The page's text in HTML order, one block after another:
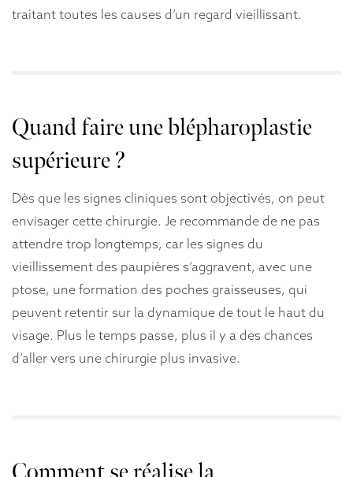
traitant toutes les causes d’un regard vieillissant.
Quand faire une blépharoplastie
supérieure ?
Dès que les signes cliniques sont objectivés, on peut
envisager cette chirurgie. Je recommande de ne pas
attendre trop longtemps, car les signes du
vieillissement des paupières s’aggravent, avec une
ptose, une formation des poches graisseuses, qui
peuvent retentir sur la dynamique de tout le haut du
visage. Plus le temps passe, plus il y a des chances
d’aller vers une chirurgie plus invasive.